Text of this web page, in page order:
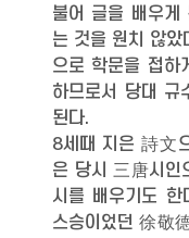
불어 글을 배우게
는 것을 원치 않았
으로 학문을 접하
하므로서 당대 규
된다.
8세때 지은 詩文
은 당시 三唐시인
시를 배우기도 한
스승이었던 徐敬